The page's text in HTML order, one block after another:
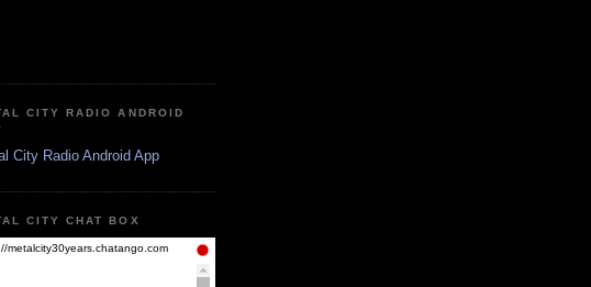
CITY RADIO ANDROID
City Radio Android App
CITY CHAT BOX